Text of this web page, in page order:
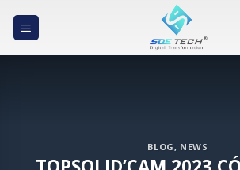
BLOG, NEWS